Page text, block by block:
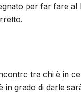
per far fare al
tra chi è in
in grado di darle